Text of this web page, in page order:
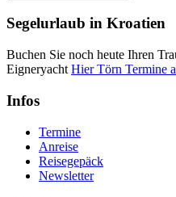
Segelurlaub in Kroatien
Buchen Sie noch heute Ihren
Eigneryacht Hier Törn Termine
Infos
Termine
Anreise
Reisegepäck
Newsletter